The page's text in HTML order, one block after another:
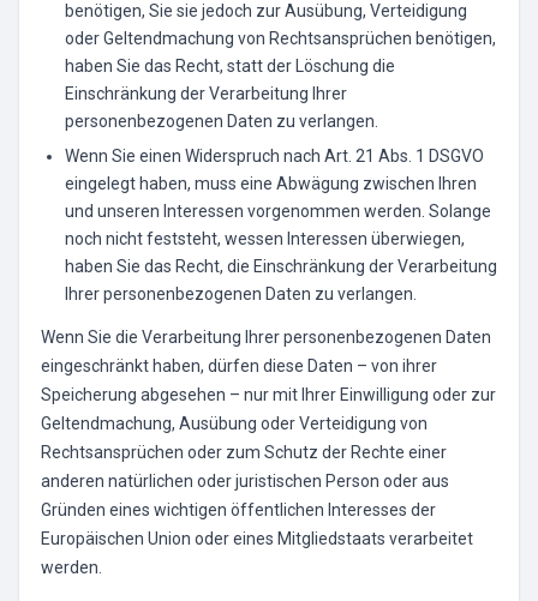
benötigen, Sie sie jedoch zur Ausübung, Verteidigung
oder Geltendmachung von Rechtsansprüchen benötigen,
haben Sie das Recht, statt der Löschung die
Einschränkung der Verarbeitung Ihrer
personenbezogenen Daten zu verlangen.
Wenn Sie einen Widerspruch nach Art. 21 Abs. 1 DSGVO
eingelegt haben, muss eine Abwägung zwischen Ihren
und unseren Interessen vorgenommen werden. Solange
noch nicht feststeht, wessen Interessen überwiegen,
haben Sie das Recht, die Einschränkung der Verarbeitung
Ihrer personenbezogenen Daten zu verlangen.
Wenn Sie die Verarbeitung Ihrer personenbezogenen Daten
eingeschränkt haben, dürfen diese Daten – von ihrer
Speicherung abgesehen – nur mit Ihrer Einwilligung oder zur
Geltendmachung, Ausübung oder Verteidigung von
Rechtsansprüchen oder zum Schutz der Rechte einer
anderen natürlichen oder juristischen Person oder aus
Gründen eines wichtigen öffentlichen Interesses der
Europäischen Union oder eines Mitgliedstaats verarbeitet
werden.